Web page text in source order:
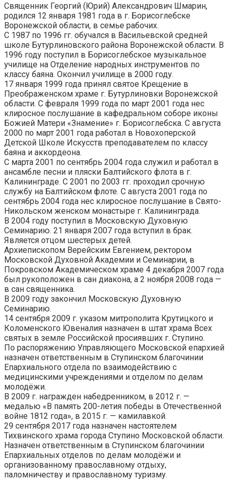
Священник Георгий (Юрий) Александрович Шмарин,
родился 12 января 1981 года в г. Борисоглебске
Воронежской области, в семье рабочих.
С 1987 по 1996 гг. обучался в Васильевской средней
школе Бутурлиновского района Воронежской области. В
1996 году поступил в Борисоглебское музыкальное
училище на Отделение народных инструментов по
классу баяна. Окончил училище в 2000 году.
17 января 1999 года принял святое Крещение в
Преображенском храме г. Бутурлиновки Воронежской
области. С февраля 1999 года по март 2001 года нес
клиросное послушание в кафедральном соборе иконы
Божией Матери «Знамение» г. Борисоглебска. С августа
2000 по март 2001 года работал в Новохоперской
Детской Школе Искусств преподавателем по классу
баяна и аккордеона.
С марта 2001 по сентябрь 2004 года служил и работал в
ансамбле песни и пляски Балтийского флота в г.
Калининграде. С 2001 по 2003 гг. проходил срочную
службу на Балтийском флоте. С августа 2001 года по
сентябрь 2004 года нес клиросное послушание в Свято-
Никольском женском монастыре г. Калининграда.
В 2004 году поступил в Московскую Духовную
Семинарию. 21 января 2007 года вступил в брак.
Является отцом шестерых детей.
Архиепископом Верейским Евгением, ректором
Московской Духовной Академии и Семинарии, в
Покровском Академическом храме 4 декабря 2007 года
был рукоположен в сан диакона, а 2 ноября 2008 года —
в сан священника.
В 2009 году закончил Московскую Духовную
Семинарию.
14 сентября 2009 г. указом митрополита Крутицкого и
Коломенского Ювеналия назначен в штат храма Всех
святых в земле Российской просиявших г. Ступино.
По распоряжению Управляющего Московской епархией
назначен ответственным в Ступинском благочинии
Епархиального отдела по взаимодействию с
медицинскими учреждениями и отделом по делам
молодёжи.
В 2009 г. награжден набедренником, в 2012 г. —
медалью «В память 200-летия победы в Отечественной
войне 1812 года», в 2015 г. — камилавкой.
29 сентября 2017 года назначен настоятелем
Тихвинского храма города Ступино Московской области.
Назначен ответственным в Ступинском благочинии
Епархиальных отделов по делам молодёжи и
организованному православному отдыху,
паломничеству и православному туризму.